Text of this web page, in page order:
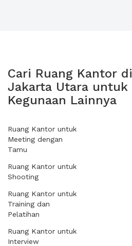
Cari Ruang Kantor di
Jakarta Utara untuk
Kegunaan Lainnya
Ruang Kantor untuk
Meeting dengan
Tamu
Ruang Kantor untuk
Shooting
Ruang Kantor untuk
Training dan
Pelatihan
Ruang Kantor untuk
Interview